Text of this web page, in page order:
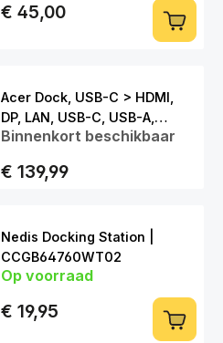
€ 45,00
Acer Dock, USB-C > HDMI,
DP, LAN, USB-C, USB-A,
Cardreader
Binnenkort beschikbaar
€ 139,99
Nedis Docking Station |
CCGB64760WT02
USB-C > VGA | USB-C | USB-A
Op voorraad
€ 19,95